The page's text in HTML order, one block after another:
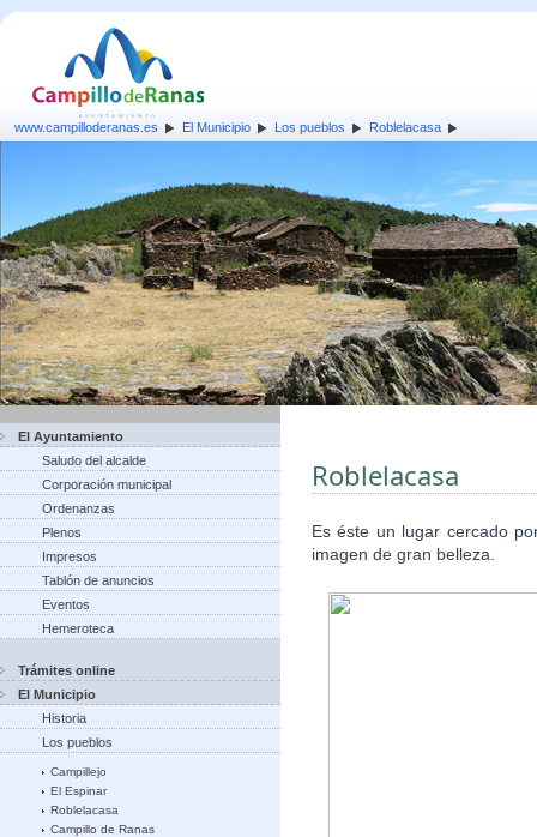
www.campilloderanas.es El Municipio Los pueblos Roblelacasa
El Ayuntamiento
Saludo del alcalde
Corporación municipal
Ordenanzas
Plenos
Impresos
Tablón de anuncios
Eventos
Hemeroteca
Trámites online
El Municipio
Historia
Los pueblos
Campillejo
El Espinar
Roblelacasa
Campillo de Ranas
Roblelacasa
Es éste un lugar cercado
imagen de gran belleza.